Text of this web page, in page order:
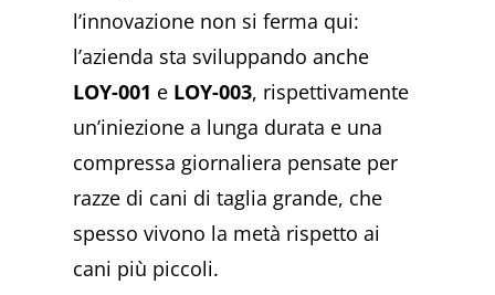
l’innovazione non si ferma qui:
l’azienda sta sviluppando anche
LOY-001 e LOY-003, rispettivamente
un’iniezione a lunga durata e una
compressa giornaliera pensate per
razze di cani di taglia grande, che
spesso vivono la metà rispetto ai
cani più piccoli.